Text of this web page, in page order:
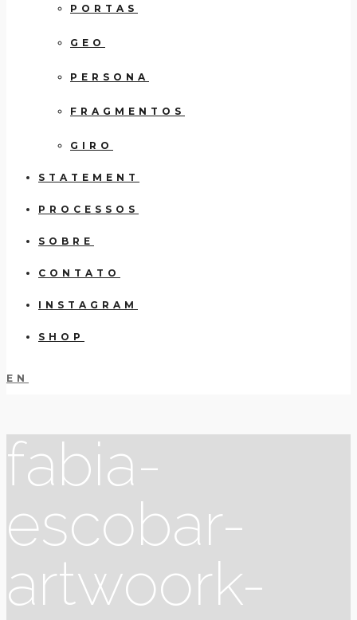
PORTAS
GEO
PERSONA
FRAGMENTOS
GIRO
STATEMENT
PROCESSOS
SOBRE
CONTATO
INSTAGRAM
SHOP
EN
fabia-
escobar-
artwoork-